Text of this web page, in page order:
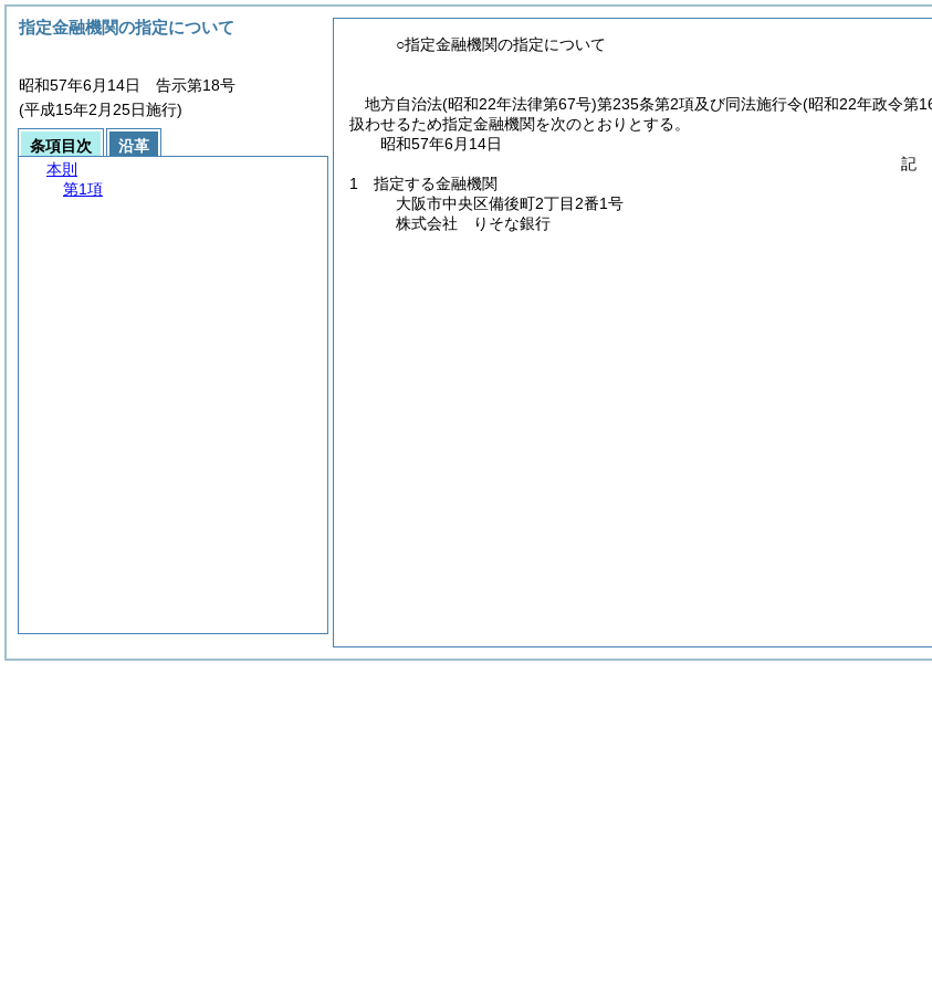
○指定金融機関の指定について
地方自治法(昭和22年法律第67号)第235条第2項及び同法施行令(昭和22年政令第
扱わせるため指定金融機関を次のとおりとする。
昭和57年6月14日
記
1 指定する金融機関
大阪市中央区備後町2丁目2番1号
株式会社 りそな銀行
指定金融機関の指定について
昭和57年6月14日 告示第18号
(平成15年2月25日施行)
条項目次
沿革
本則
第1項